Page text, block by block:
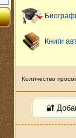
Книги
Количество
🔐